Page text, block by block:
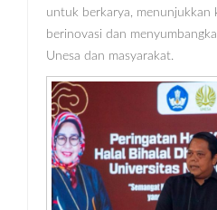
untuk berkarya, menunjukkan
berinovasi dan
Unesa dan masyarakat.